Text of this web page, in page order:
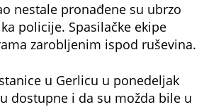
nestale pronađene su ubrzo
policije. Spasilačke ekipe
zarobljenim ispod ruševina.
u Gerlicu u ponedeljak
dostupne i da su možda bile u